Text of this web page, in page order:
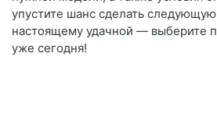
упустите шанс сделать
настоящему удачной — выберите
уже сегодня!